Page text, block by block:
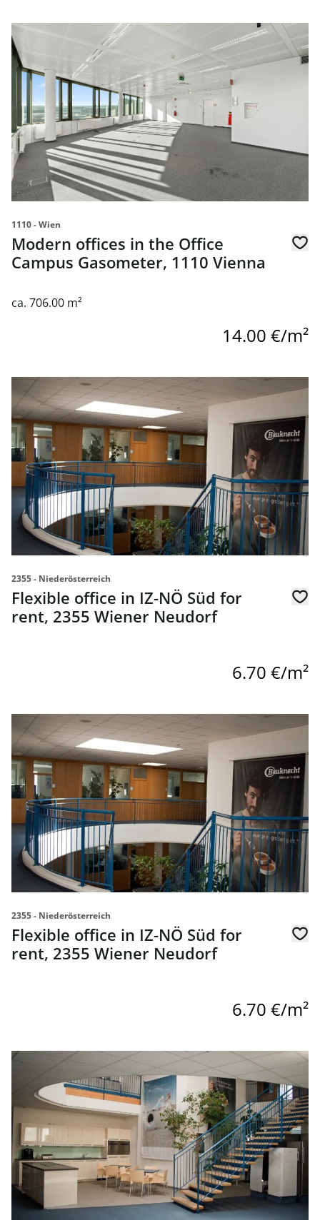
link to page Modern offices in the Office Campus
1110 - Wien
Modern offices in the Office
Campus Gasometer, 1110 Vienna
ca. 706.00 m²
14.00 €/m²
link to page Flexible office in IZ-NÖ Süd for rent, 2355
2355 - Niederösterreich
Flexible office in IZ-NÖ Süd for
rent, 2355 Wiener Neudorf
6.70 €/m²
link to page Flexible office in IZ-NÖ Süd for rent, 2355
2355 - Niederösterreich
Flexible office in IZ-NÖ Süd for
rent, 2355 Wiener Neudorf
6.70 €/m²
link to page Flexible office in IZ-NÖ Süd for rent, 2355